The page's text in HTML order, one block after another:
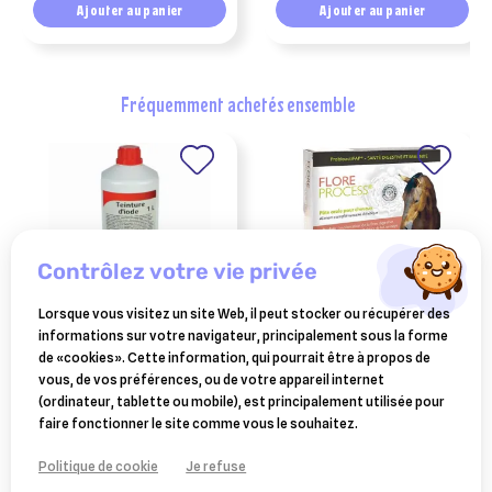
Ajouter au panier
digestion chez le
cheval
Ajouter au panier
fréquemment achetés ensemble
SAVETIS
teinture d'iode officinale 1
litre
28,70 €
MSD ANIMAL - INTERVET
flore process cheval 5
seringue 20 ml seringue
digestion poulain et cheval
30,21 €
contrôlez votre vie privée
Lorsque vous visitez un site Web, il peut stocker ou récupérer des
informations sur votre navigateur, principalement sous la forme
de «cookies». Cette information, qui pourrait être à propos de
vous, de vos préférences, ou de votre appareil internet
(ordinateur, tablette ou mobile), est principalement utilisée pour
faire fonctionner le site comme vous le souhaitez.
Politique de cookie Je refuse